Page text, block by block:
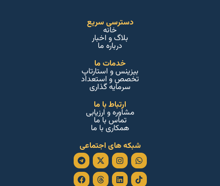
شبکه های اجتماعی
Whatsapp
Instagram
X-
twitter
Telegram Tiktok
Linkedin
Threads
Facebook
ارتباط با ما
مشاوره و ارزیابی
تماس با ما
همکاری با ما
خدمات ما
بیزینس و استارتاپ
تخصص و استعداد
سرمایه گذاری
دسترسی سریع
خانه
بلاگ و اخبار
درباره ما